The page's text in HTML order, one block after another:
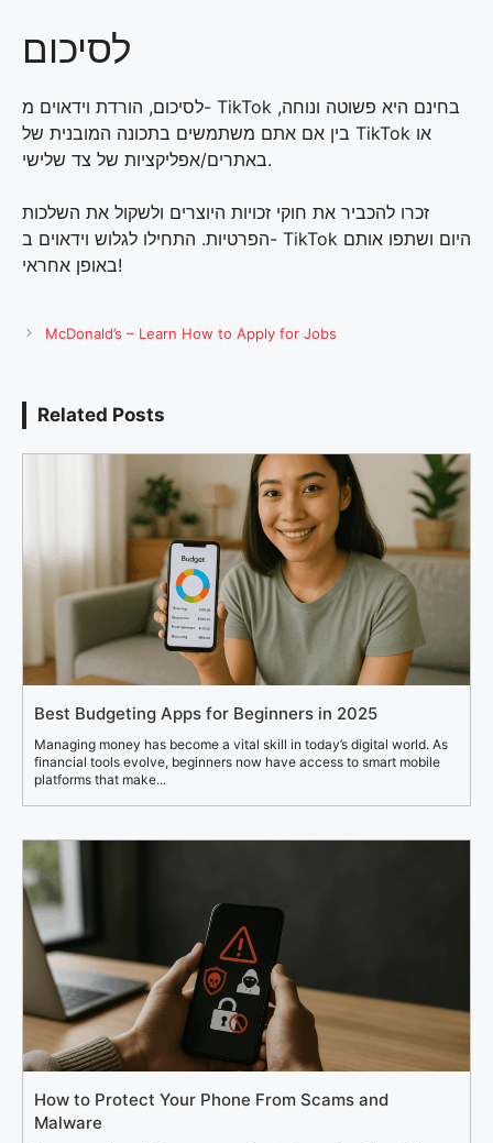
לסיכום
לסיכום, הורדת וידאוים מ- TikTok בחינם היא פשוטה ונוחה,
בין אם אתם משתמשים בתכונה המובנית של TikTok או
באתרים/אפליקציות של צד שלישי.
זכרו להכביר את חוקי זכויות היוצרים ולשקול את השלכות
הפרטיות. התחילו לגלוש וידאוים ב- TikTok היום ושתפו אותם
באופן אחראי!
McDonald’s – Learn How to Apply for Jobs
Related Posts
Best Budgeting Apps for Beginners in 2025
Managing money has become a vital skill in today’s digital world. As
financial tools evolve, beginners now have access to smart mobile
platforms that make...
How to Protect Your Phone From Scams and
Malware